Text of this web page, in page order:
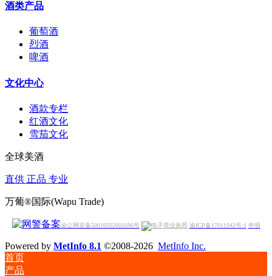
酒类产品
葡萄酒
烈酒
啤酒
文化中心
酒款专栏
红酒文化
雪茄文化
全球美酒
直供 正品 专业
万葡®国际(Wapu Trade)
渝公网安备50010502001696号 渝ICP备17011042号-1 申明
Powered by MetInfo 8.1 ©2008-2026 MetInfo Inc.
首页
产品